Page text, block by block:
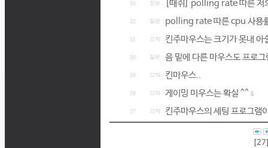
33 정보 [때쥐] polling rate 따른 저
32 질문 polling rate 따른 cpu 사용
31 끄적 킨주마우스는 크기가 못내 아
30 질문 음 밑에 다른 마우스도 프로
29 끄적 킨마우스..
28 끄적 게이밍 미우스는 확실 ^^ 5
27 끄적 킨주마우스의 세팅 프로그램